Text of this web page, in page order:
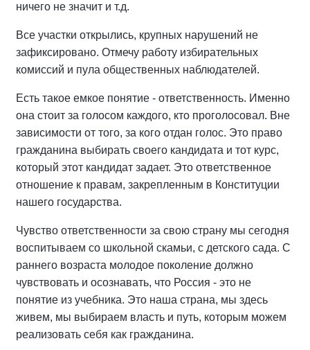
ничего не значит и т.д.
Все участки открылись, крупных нарушений не
зафиксировано. Отмечу работу избирательных
комиссий и пула общественных наблюдателей.
Есть такое емкое понятие - ответственность. Именно
она стоит за голосом каждого, кто проголосовал. Вне
зависимости от того, за кого отдан голос. Это право
гражданина выбирать своего кандидата и тот курс,
который этот кандидат задает. Это ответственное
отношение к правам, закрепленным в Конституции
нашего государства.
Чувство ответственности за свою страну мы сегодня
воспитываем со школьной скамьи, с детского сада. С
раннего возраста молодое поколение должно
чувствовать и осознавать, что Россия - это не
понятие из учебника. Это наша страна, мы здесь
живем, мы выбираем власть и путь, которым можем
реализовать себя как гражданина.